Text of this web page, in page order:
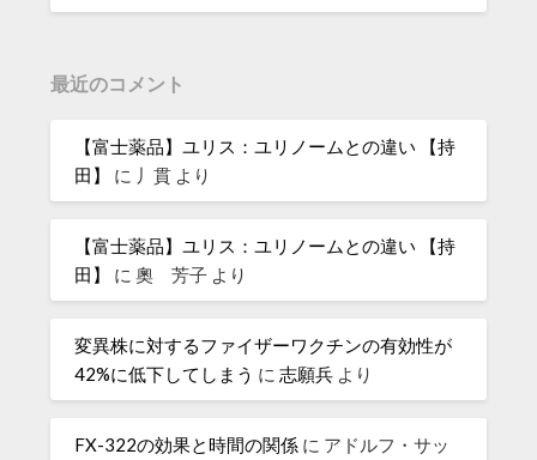
最近のコメント
【富士薬品】ユリス：ユリノームとの違い 【持
田】
に 丿貫 より
【富士薬品】ユリス：ユリノームとの違い 【持
田】
に奧 芳子 より
変異株に対するファイザーワクチンの有効性が
42%に低下してしまう に志願兵 より
FX-322の効果と時間の関係 に アドルフ・サッ